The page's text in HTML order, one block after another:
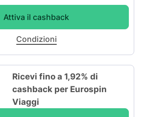
Attiva il cashback
Condizioni
Ricevi fino a 1,92% di
cashback per Eurospin
Viaggi